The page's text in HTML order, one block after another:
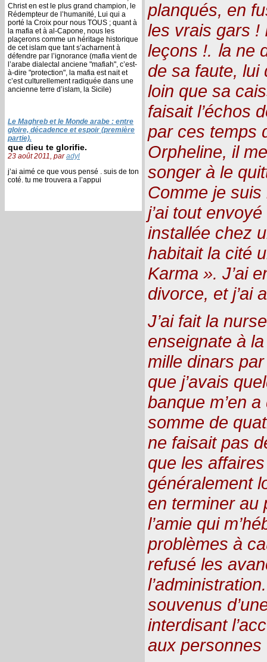
Christ en est le plus grand champion, le
Rédempteur de l’humanité, Lui qui a
porté la Croix pour nous TOUS ; quant à
la mafia et à al-Capone, nous les
plaçerons comme un héritage historique
de cet islam que tant s’acharnent à
défendre par l’ignorance (mafia vient de
l’arabe dialectal anciene "mafiah", c’est-
à-dire "protection", la mafia est nait et
c’est culturellement radiquée dans une
ancienne terre d’islam, la Sicile)
Le Maghreb et le Monde arabe : entre
gloire, décadence et espoir (première
partie).
que dieu te glorifie.
23 août 2011, paradyl
j’ai aimé ce que vous pensé . suis de ton
coté. tu me trouvera a l’appui
planqués, en
les vrais gars !
leçons !. اa ne devait pas être vraiment
de sa faute, lui
loin que sa
faisait l’échos
par ces temps
Orpheline, il
songer à le
Comme je
j’ai tout
installée chez
habitait la cité
Karma ». J’ai
divorce, et j’ai
J’ai fait la
enseignate à
mille dinars
que j’avais
banque m’en
somme de
ne faisait pas
que les
généralement
en terminer au
l’amie qui
problèmes à
refusé les
souvenus
interdisant
aux